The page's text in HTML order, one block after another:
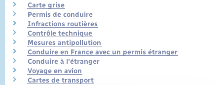
Carte grise
Permis de conduire
Infractions routières
Contrôle technique
Mesures antipollution
Conduire en France avec un permis étranger
Conduire à l'étranger
Voyage en avion
Cartes de transport